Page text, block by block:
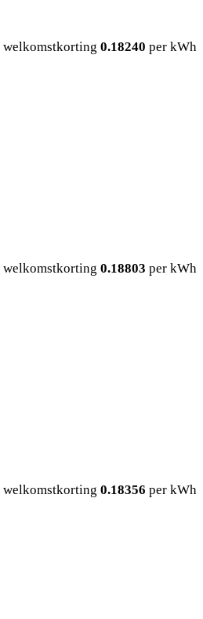
welkomstkorting 0.18240 per kWh
welkomstkorting 0.18803 per kWh
welkomstkorting 0.18356 per kWh